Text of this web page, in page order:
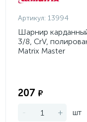
Артикул: 13994
Шарнир
3/8, CrV,
Matrix Master
207 ₽
- + шт